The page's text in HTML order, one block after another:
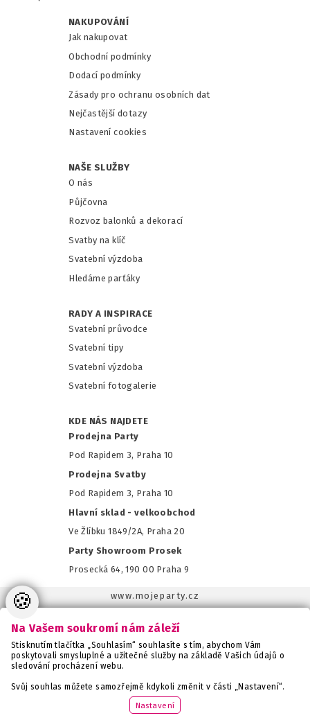
Počet ks:
NAKUPOVÁNÍ
Jak nakupovat
Obchodní podmínky
Dodací podmínky
Zásady pro ochranu osobních dat
Nejčastější dotazy
Nastavení cookies
NAŠE SLUŽBY
O nás
Půjčovna
Rozvoz balonků a dekorací
Svatby na klíč
Svatební výzdoba
Hledáme parťáky
RADY A INSPIRACE
Svatební průvodce
Svatební tipy
Svatební výzdoba
Svatební fotogalerie
KDE NÁS NAJDETE
Prodejna Party
Pod Rapidem 3, Praha 10
Prodejna Svatby
Pod Rapidem 3, Praha 10
Hlavní sklad - velkoobchod
Ve Žlíbku 1849/2A, Praha 20
Party Showroom Prosek
Prosecká 64, 190 00 Praha 9
www.mojeparty.cz
www.svatebnivyzdoba.cz
www.detskaparty.cz
www.balonkovadekorace.cz
www.potiskbalonku.cz
www.stylovaparty.cz
🍪
Na Vašem soukromí nám záleží
Stisknutím tlačítka „Souhlasím“ souhlasíte s tím, abychom Vám
poskytovali smysluplné a užitečné služby na základě Vašich údajů o
sledování procházení webu.
Svůj souhlas můžete samozřejmě kdykoli změnit v části „Nastavení“.
Nastavení